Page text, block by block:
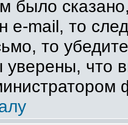
было
e-mail, то
то
что